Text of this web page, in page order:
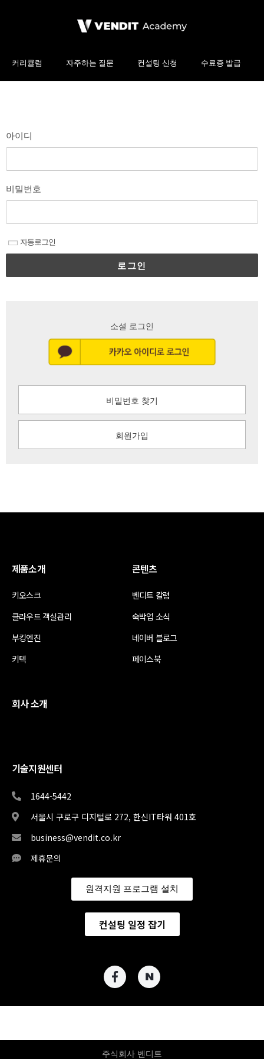
커리큘럼 자주하는 질문 컨설팅 신청 수료증 발급
아이디
비밀번호
자동로그인
로그인
소셜 로그인
비밀번호 찾기
회원가입
제품소개
키오스크
클라우드 객실관리
부킹엔진
키텍
콘텐츠
벤디트 칼럼
숙박업 소식
네이버 블로그
페이스북
회사 소개
기술지원센터
1644-5442
서울시 구로구 디지털로 272, 한신IT타워 401호
business@vendit.co.kr
제휴문의
원격지원 프로그램 설치
컨설팅 일정 잡기
주식회사 벤디트